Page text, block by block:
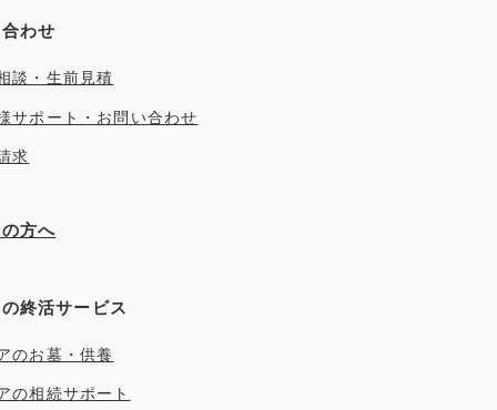
わせ
談・生前見積
サポート・お問い合わせ
求
方へ
終活サービス
のお墓・供養
の相続サポート